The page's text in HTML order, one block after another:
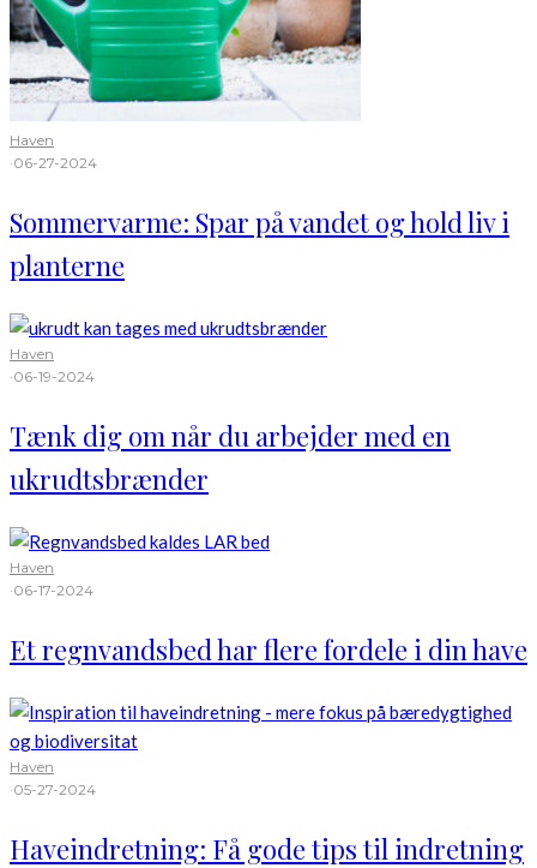
Haven
·06-27-2024
Sommervarme: Spar på vandet og hold liv i
planterne
Haven
·06-19-2024
Tænk dig om når du arbejder med en
ukrudtsbrænder
Haven
·06-17-2024
Et regnvandsbed har flere fordele i din have
Haven
·05-27-2024
Haveindretning: Få gode tips til indretning